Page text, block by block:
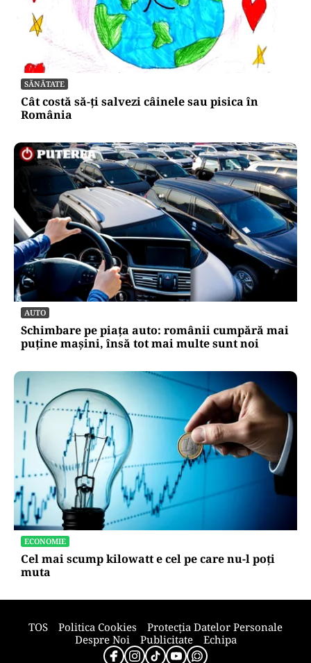
SĂNĂTATE
Cât costă să-ți salvezi câinele sau pisica în
România
AUTO
Schimbare pe piața auto: românii cumpără mai
puține mașini, însă tot mai multe sunt noi
ECONOMIE
Cel mai scump kilowatt e cel pe care nu-l poți
muta
TOS Politica Cookies
Protecția Datelor Personale
Despre Noi
Publicitate Echipa